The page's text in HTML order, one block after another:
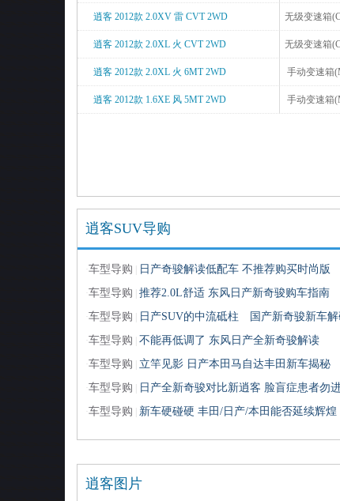
逍客 2012款 2.0XV 雷 CVT 2WD 无级变速箱
逍客 2012款 2.0XL 火 CVT 2WD 无级变速箱
逍客 2012款 2.0XL 火 6MT 2WD 手动变速箱
逍客 2012款 1.6XE 风 5MT 2WD 手动变速箱
逍客SUV导购
车型导购 日产奇骏解读低配车 不推荐购买时尚版
车型导购 推荐2.0L舒适 东风日产新奇骏购车指南
车型导购 日产SUV的中流砥柱 国产新奇骏新车
车型导购 不能再低调了 东风日产全新奇骏解读
车型导购 立竿见影 日产本田马自达丰田新车揭秘
车型导购 日产全新奇骏对比新逍客 脸盲症患者勿
车型导购 新车硬碰硬 丰田/日产/本田能否延续辉煌
逍客图片